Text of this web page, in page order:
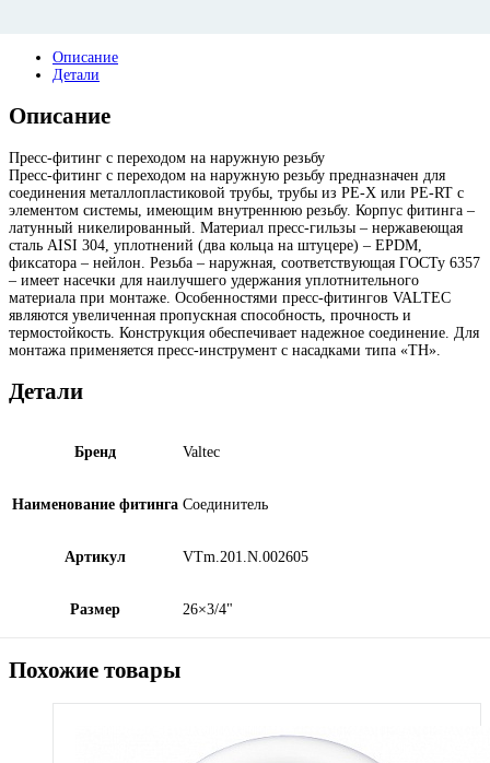
Описание
Детали
Описание
Пресс-фитинг с переходом на наружную резьбу
Пресс-фитинг с переходом на наружную резьбу предназначен для
соединения металлопластиковой трубы, трубы из PE-X или PE-RT с
элементом системы, имеющим внутреннюю резьбу. Корпус фитинга –
латунный никелированный. Материал пресс-гильзы – нержавеющая
сталь AISI 304, уплотнений (два кольца на штуцере) – EPDM,
фиксатора – нейлон. Резьба – наружная, соответствующая ГОСТу 6357
– имеет насечки для наилучшего удержания уплотнительного
материала при монтаже. Особенностями пресс-фитингов VALTEC
являются увеличенная пропускная способность, прочность и
термостойкость. Конструкция обеспечивает надежное соединение. Для
монтажа применяется пресс-инструмент с насадками типа «ТН».
Детали
Бренд Valtec
Наименование фитинга Соединитель
Артикул VTm.201.N.002605
Размер 26×3/4"
Похожие товары